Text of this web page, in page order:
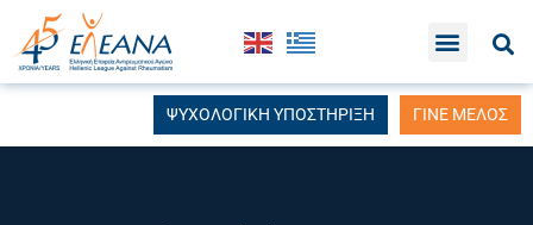
ΨΥΧΟΛΟΓΙΚΗ ΥΠΟΣΤΗΡΙΞΗ ΓΙΝΕ ΜΕΛΟΣ